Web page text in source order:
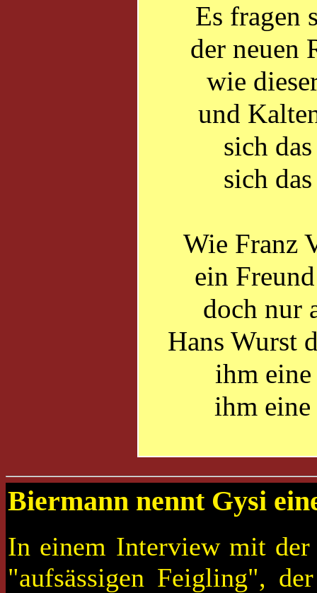
Es fragen
der neuen
wie
und
sich
sich
Wie Franz
ein
doch nur
Hans Wurst
ihm
ihm
Biermann nennt Gysi
In einem Interview mit der
"aufsässigen Feigling",